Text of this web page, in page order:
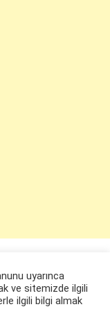
uyarınca
ve sitemizde ilgili
ilgili bilgi almak